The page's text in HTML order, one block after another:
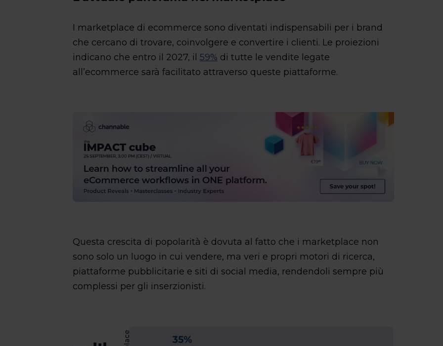
I marketplace di ecommerce sono diventati indispensabili per i brand
che cercano di trovare, coinvolgere e convertire i clienti. Le proiezioni
indicano che entro il 2027, il59% di tutte le vendite legate
all’ecommerce sarà facilitato attraverso queste piattaforme.
Questa crescita di popolarità è dovuta al fatto che i marketplace non
sono solo un luogo in cui vendere, ma veri e propri motori di ricerca,
piattaforme pubblicitarie e siti di social media, rendendoli sempre più
complessi per gli inserzionisti.